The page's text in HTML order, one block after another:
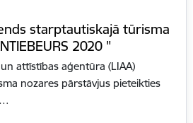
starptautiskajā tūrisma
2020 "
attīstības aģentūra (LIAA)
nozares pārstāvjus pieteikties